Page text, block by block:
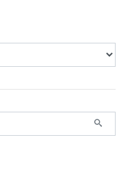
us onus on